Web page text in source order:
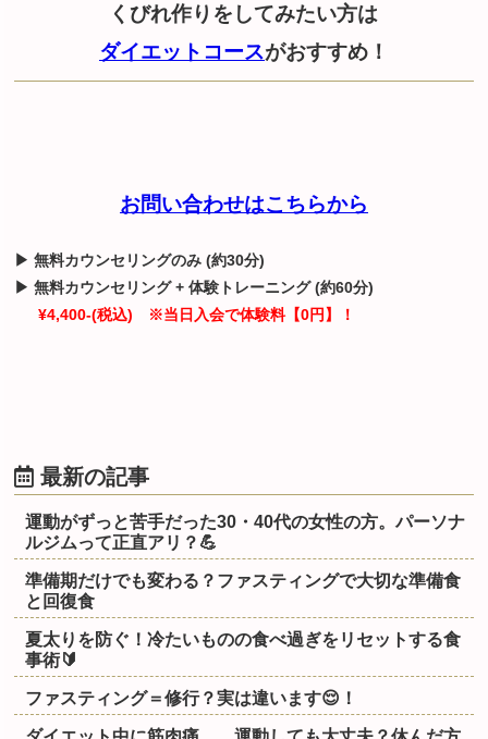
くびれ作りをしてみたい方は
ダイエットコースがおすすめ！
お問い合わせはこちらから
▶ 無料カウンセリングのみ (約30分)
▶ 無料カウンセリング + 体験トレーニング (約60分)
¥4,400-(税込) ※当日入会で体験料【0円】！
最新の記事
運動がずっと苦手だった30・40代の女性の方。パーソナ
ルジムって正直アリ？💪
準備期だけでも変わる？ファスティングで大切な準備食
と回復食
夏太りを防ぐ！冷たいものの食べ過ぎをリセットする食
事術🔰
ファスティング＝修行？実は違います😌！